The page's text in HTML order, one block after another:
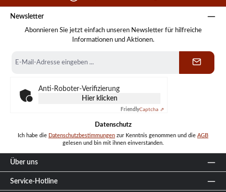
Newsletter
Abonnieren Sie jetzt einfach unseren Newsletter für hilfreiche
Informationen und Aktionen.
Mail-
Anti-Roboter-Verifizierung
Hier klicken
FriendlyCaptcha ⇗
Datenschutz
Ich habe die Datenschutzbestimmungen zur Kenntnis genommen und die AGB
gelesen und bin mit ihnen einverstanden.
Über uns
Service-Hotline